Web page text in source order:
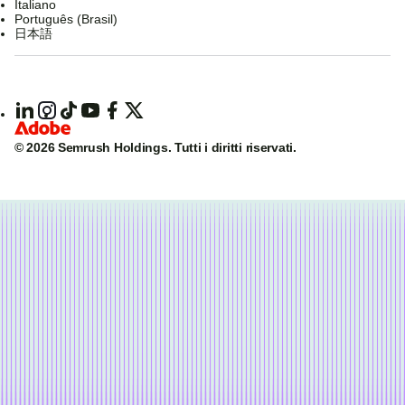
Italiano
Português (Brasil)
日本語
© 2026 Semrush Holdings. Tutti i diritti riservati.